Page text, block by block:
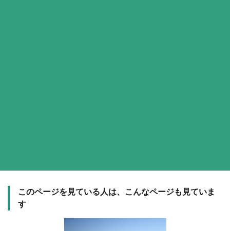
このページを見ている人は、こんなページも見ていま
す